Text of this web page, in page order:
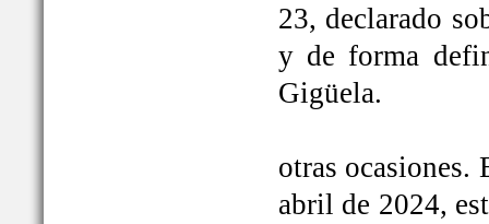
23, declarado
y de forma
Gigüela.
otras ocasiones.
abril de 2024,